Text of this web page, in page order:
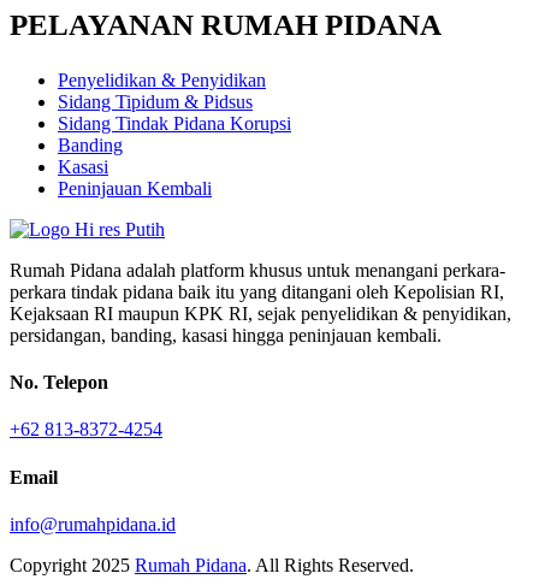
PELAYANAN RUMAH PIDANA
Penyelidikan & Penyidikan
Sidang Tipidum & Pidsus
Sidang Tindak Pidana Korupsi
Banding
Kasasi
Peninjauan Kembali
Rumah Pidana adalah platform khusus untuk menangani perkara-
perkara tindak pidana baik itu yang ditangani oleh Kepolisian RI,
Kejaksaan RI maupun KPK RI, sejak penyelidikan & penyidikan,
persidangan, banding, kasasi hingga peninjauan kembali.
No. Telepon
+62 813-8372-4254
Email
info@rumahpidana.id
Copyright 2025 Rumah Pidana. All Rights Reserved.